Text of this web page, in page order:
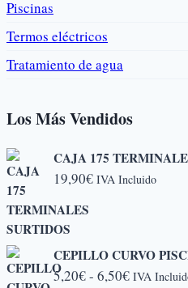
Piscinas
Termos eléctricos
Tratamiento de agua
Los Más Vendidos
CAJA 175
19,90€ IVA Incluido
CEPILLO CURVO
5,20€- 6,50€Rango
IVA